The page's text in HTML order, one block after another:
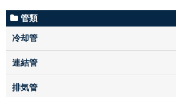
管類
冷却管
連結管
排気管